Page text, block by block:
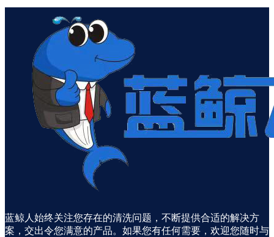
蓝鲸人始终关注您存在的清洗问题，不断提供合适的解决方
案，交出令您满意的产品。如果您有任何需要，欢迎您随时与